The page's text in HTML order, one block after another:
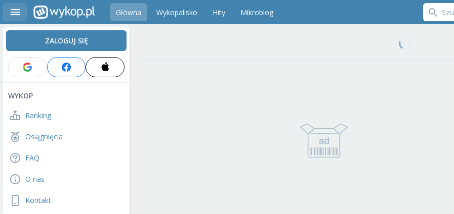
Główna Wykopalisko Hity Mikroblog
ZALOGUJ SIĘ
WYKOP
Ranking
Osiągnięcia
FAQ
O nas
Kontakt